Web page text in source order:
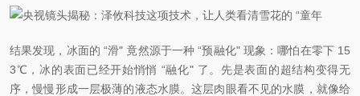
结果发现，冰面的 “滑" 竟然源于一种 “预融化" 现象：哪怕在零下 15
3℃，冰的表面已经开始悄悄 “融化" 了。先是表面的超结构变得无
序，慢慢形成一层极薄的液态水膜。这层肉眼看不见的水膜，就像给